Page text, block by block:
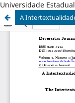
Universidade